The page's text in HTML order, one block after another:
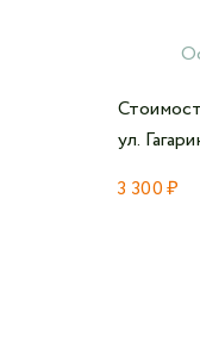
ул.
3 300 ₽